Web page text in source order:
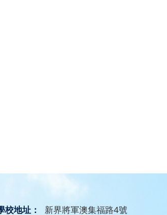
校地址： 新界將軍澳集福路4號